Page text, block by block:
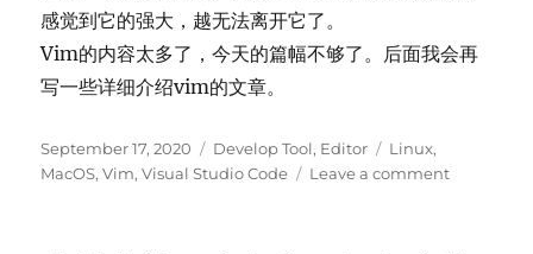
感觉到它的强大，越无法离开它了。
Vim的内容太多了，今天的篇幅不够了。后面我会再
写一些详细介绍vim的文章。
Posted
on
September 17, 2020 Categories
Develop Tool, Editor Tags
Linux,
MacOS,Vim,Visual Studio Code Leave a commenton